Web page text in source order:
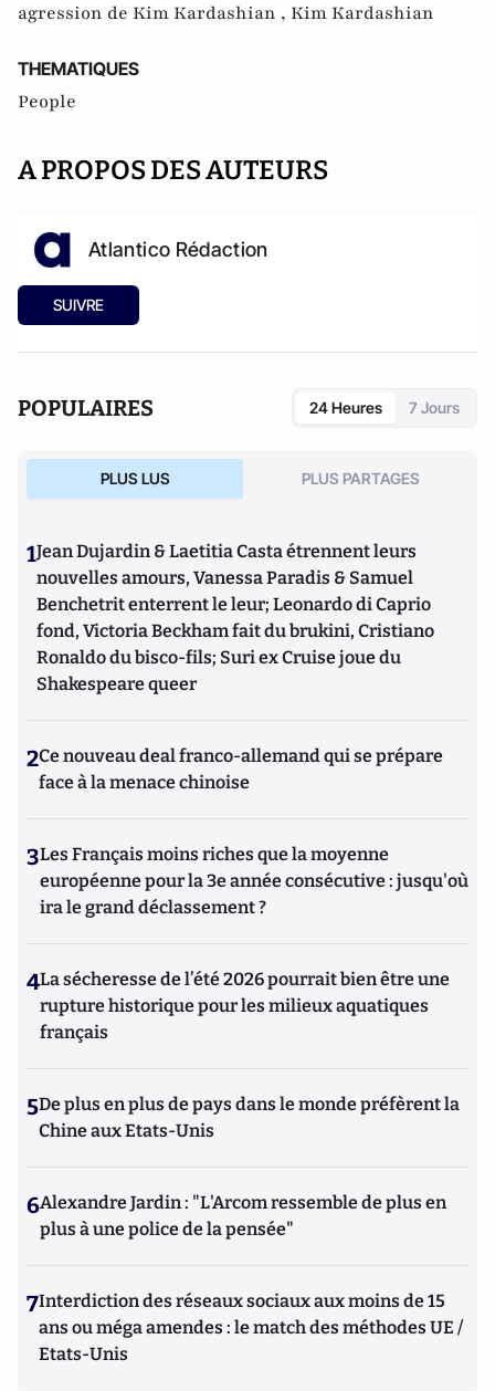
agression de Kim Kardashian , Kim Kardashian
THEMATIQUES
People
A PROPOS DES AUTEURS
Atlantico Rédaction
SUIVRE
POPULAIRES 24 Heures 7 Jours
PLUS LUS PLUS PARTAGES
1Jean Dujardin & Laetitia Casta étrennent leurs
nouvelles amours, Vanessa Paradis & Samuel
Benchetrit enterrent le leur; Leonardo di Caprio
fond, Victoria Beckham fait du brukini, Cristiano
Ronaldo du bisco-fils; Suri ex Cruise joue du
Shakespeare queer
2Ce nouveau deal franco-allemand qui se prépare
face à la menace chinoise
3Les Français moins riches que la moyenne
européenne pour la 3e année consécutive : jusqu'où
ira le grand déclassement ?
4La sécheresse de l’été 2026 pourrait bien être une
rupture historique pour les milieux aquatiques
français
5De plus en plus de pays dans le monde préfèrent la
Chine aux Etats-Unis
6Alexandre Jardin : "L'Arcom ressemble de plus en
plus à une police de la pensée"
7Interdiction des réseaux sociaux aux moins de 15
ans ou méga amendes : le match des méthodes UE /
Etats-Unis